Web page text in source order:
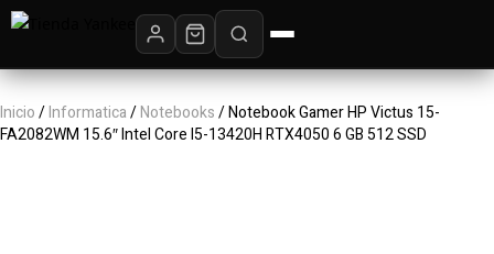
Inicio/Informatica/Notebooks/ Notebook Gamer HP Victus 15-
FA2082WM 15.6″ Intel Core I5-13420H RTX4050 6 GB 512 SSD